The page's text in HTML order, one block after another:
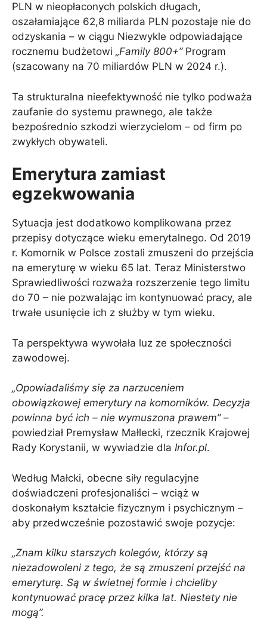
PLN w nieopłaconych polskich długach,
oszałamiające 62,8 miliarda PLN pozostaje nie do
odzyskania – w ciągu Niezwykle odpowiadające
rocznemu budżetowi „Family 800+”Program
(szacowany na 70 miliardów PLN w 2024 r.).
Ta strukturalna nieefektywność nie tylko podważa
zaufanie do systemu prawnego, ale także
bezpośrednio szkodzi wierzycielom – od firm po
zwykłych obywateli.
Emerytura zamiast
egzekwowania
Sytuacja jest dodatkowo komplikowana przez
przepisy dotyczące wieku emerytalnego. Od 2019
r. Komornik w Polsce zostali zmuszeni do przejścia
na emeryturę w wieku 65 lat. Teraz Ministerstwo
Sprawiedliwości rozważa rozszerzenie tego limitu
do 70 – nie pozwalając im kontynuować pracy, ale
trwałe usunięcie ich z służby w tym wieku.
Ta perspektywa wywołała luz ze społeczności
zawodowej.
„Opowiadaliśmy się za narzuceniem
obowiązkowej emerytury na komorników. Decyzja
powinna być ich – nie wymuszona prawem” –
powiedział Premysław Małlecki, rzecznik Krajowej
Rady Korystanii, w wywiadzie dla Infor.pl.
Według Małcki, obecne siły regulacyjne
doświadczeni profesjonaliści – wciąż w
doskonałym kształcie fizycznym i psychicznym –
aby przedwcześnie pozostawić swoje pozycje:
„Znam kilku starszych kolegów, którzy są
niezadowoleni z tego, że są zmuszeni przejść na
emeryturę. Są w świetnej formie i chcieliby
kontynuować pracę przez kilka lat. Niestety nie
mogą”.